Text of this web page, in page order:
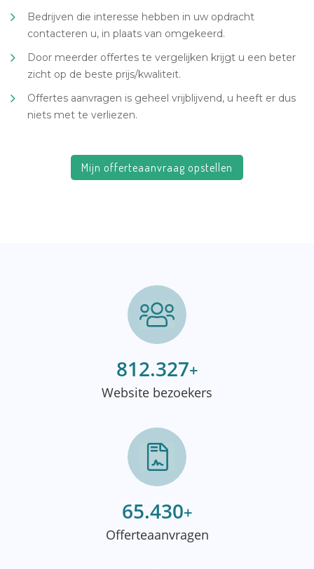
Bedrijven die interesse hebben in uw opdracht
contacteren u, in plaats van omgekeerd.
Door meerder offertes te vergelijken krijgt u een beter
zicht op de beste prijs/kwaliteit.
Offertes aanvragen is geheel vrijblijvend, u heeft er dus
niets met te verliezen.
Mijn offerteaanvraag opstellen
812.327+
Website bezoekers
65.430+
Offerteaanvragen